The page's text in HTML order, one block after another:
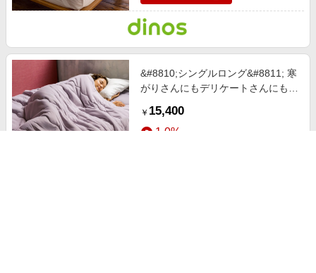
&#8810;シングルロング&#8811; 寒
がりさんにもデリケートさんにも安
布団シリーズ ケット ベージュ 【通
販】
￥ 15,400
1.0%